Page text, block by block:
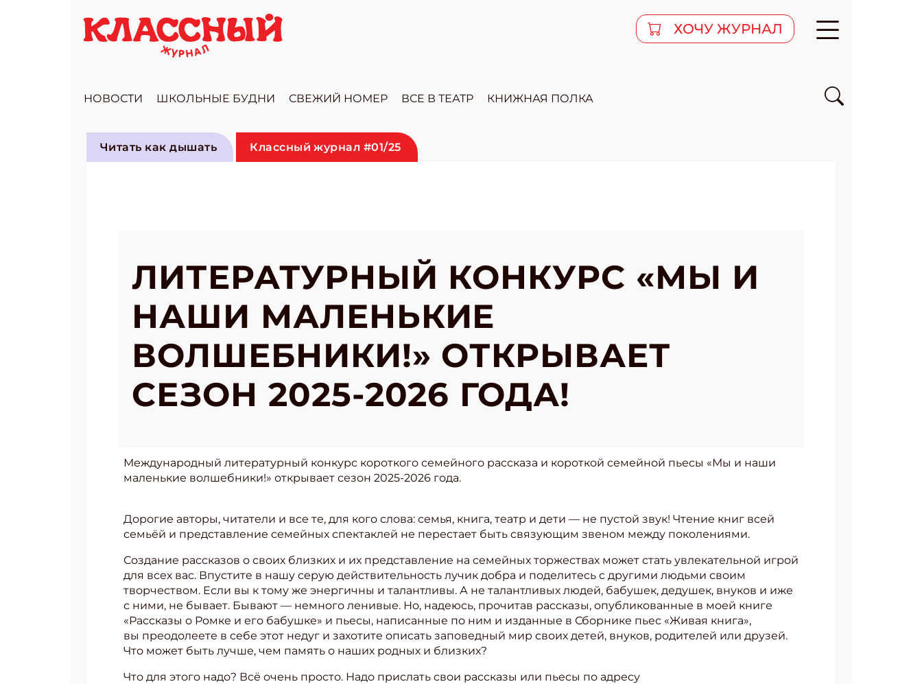
ХОЧУ ЖУРНАЛ
НОВОСТИ ШКОЛЬНЫЕ БУДНИ СВЕЖИЙ НОМЕР ВСЕ В ТЕАТР КНИЖНАЯ ПОЛКА
Читать как дышать Классный журнал #01/25
ЛИТЕРАТУРНЫЙ КОНКУРС «МЫ И
НАШИ МАЛЕНЬКИЕ
ВОЛШЕБНИКИ!» ОТКРЫВАЕТ
СЕЗОН 2025-2026 ГОДА!
Международный литературный конкурс короткого семейного рассказа и короткой семейной пьесы «Мы и наши
маленькие волшебники!» открывает сезон 2025-2026 года.
Дорогие авторы, читатели и все те, для кого слова: семья, книга, театр и дети — не пустой звук! Чтение книг всей
семьёй и представление семейных спектаклей не перестает быть связующим звеном между поколениями.
Создание рассказов о своих близких и их представление на семейных торжествах может стать увлекательной игрой
для всех вас. Впустите в нашу серую действительность лучик добра и поделитесь с другими людьми своим
творчеством. Если вы к тому же энергичны и талантливы. А не талантливых людей, бабушек, дедушек, внуков и иже
с ними, не бывает. Бывают — немного ленивые. Но, надеюсь, прочитав рассказы, опубликованные в моей книге
«Рассказы о Ромке и его бабушке» и пьесы, написанные по ним и изданные в Сборнике пьес «Живая книга»,
вы преодолеете в себе этот недуг и захотите описать заповедный мир своих детей, внуков, родителей или друзей.
Что может быть лучше, чем память о наших родных и близких?
Что для этого надо? Всё очень просто. Надо прислать свои рассказы или пьесы по адресу